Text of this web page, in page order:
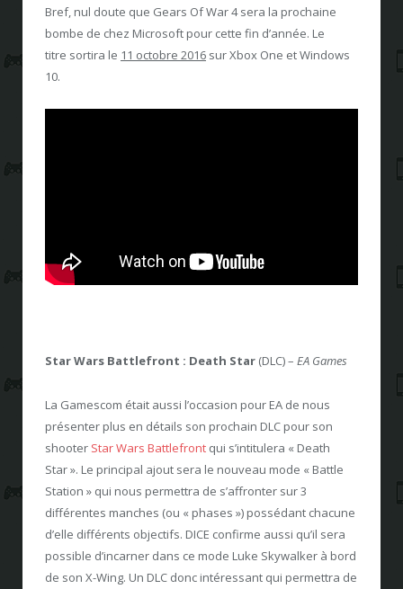
Bref, nul doute que Gears Of War 4 sera la prochaine
bombe de chez Microsoft pour cette fin d’année. Le
titre sortira le 11 octobre 2016 sur Xbox One et Windows
10.
Star Wars Battlefront : Death Star (DLC) – EA Games
La Gamescom était aussi l’occasion pour EA de nous
présenter plus en détails son prochain DLC pour son
shooter Star Wars Battlefront qui s’intitulera « Death
Star ». Le principal ajout sera le nouveau mode « Battle
Station » qui nous permettra de s’affronter sur 3
différentes manches (ou « phases ») possédant chacune
d’elle différents objectifs. DICE confirme aussi qu’il sera
possible d’incarner dans ce mode Luke Skywalker à bord
de son X-Wing. Un DLC donc intéressant qui permettra de